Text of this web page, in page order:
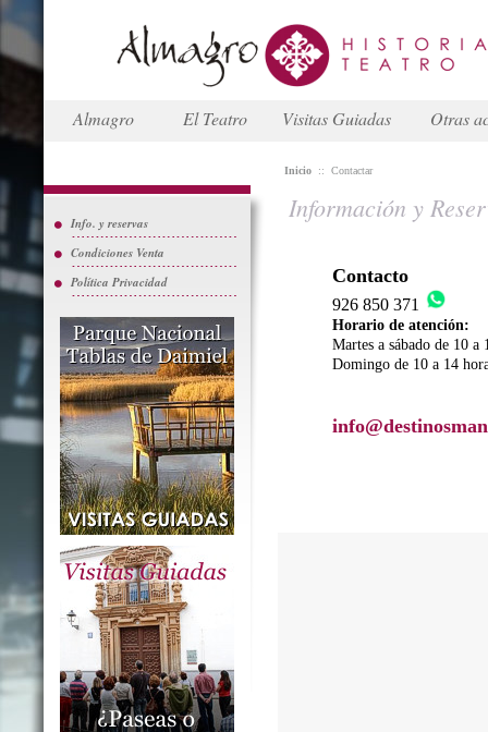
Almagro El Teatro Visitas Guiadas Otras
Info. y reservas
Condiciones Venta
Política Privacidad
Inicio :: Contactar
Información y
Contacto
926 850 371
Horario de atención:
Martes a sábado de 10 a
Domingo de 10 a 14